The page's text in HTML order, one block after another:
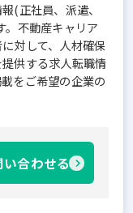
(正社員、派遣、
。不動産キャリア
対して、人材確保
供する求人転職情
をご希望の企業の
合わせる